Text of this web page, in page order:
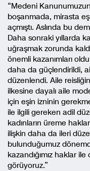
“Medeni
boşanmada, mirasta
açmıştı. Aslında bu
Daha sonraki yıllarda
uğraşmak zorunda
önemli kazanımları
daha da güçlendirildi,
düzenlendi. Aile
ilkesine dayalı aile
için eşin izninin
ile ilgili gereken adil
kadınların üreme
ilişkin daha da ileri
bulunduğumuz
kazandığımız haklar ile
görüyoruz.”